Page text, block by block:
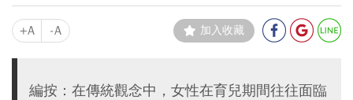
+A -A 加入收藏
編按：在傳統觀念中，女性在育兒期間往往面臨